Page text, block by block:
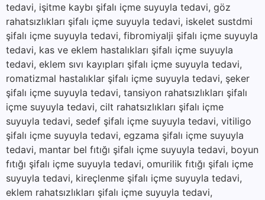
tedavi, işitme kaybı şifalı içme suyuyla tedavi, göz
rahatsızlıkları şifalı içme suyuyla tedavi, iskelet sustdmi
şifalı içme suyuyla tedavi, fibromiyalji şifalı içme suyuyla
tedavi, kas ve eklem hastalıkları şifalı içme suyuyla
tedavi, eklem sıvı kayıpları şifalı içme suyuyla tedavi,
romatizmal hastalıklar şifalı içme suyuyla tedavi, şeker
şifalı içme suyuyla tedavi, tansiyon rahatsızlıkları şifalı
içme suyuyla tedavi, cilt rahatsızlıkları şifalı içme
suyuyla tedavi, sedef şifalı içme suyuyla tedavi, vitiligo
şifalı içme suyuyla tedavi, egzama şifalı içme suyuyla
tedavi, mantar bel fıtığı şifalı içme suyuyla tedavi, boyun
fıtığı şifalı içme suyuyla tedavi, omurilik fıtığı şifalı içme
suyuyla tedavi, kireçlenme şifalı içme suyuyla tedavi,
eklem rahatsızlıkları şifalı içme suyuyla tedavi,